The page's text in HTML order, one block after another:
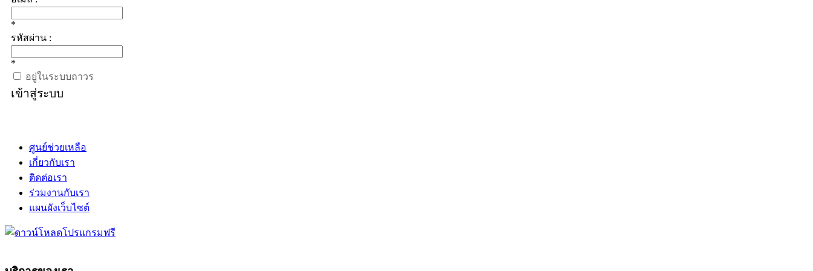
*
รหัสผ่าน :
*
อยู่ในระบบถาวร
เข้าสู่ระบบ
ศูนย์ช่วยเหลือ
เกี่ยวกับเรา
ติดต่อเรา
ร่วมงานกับเรา
แผนผังเว็บไซต์